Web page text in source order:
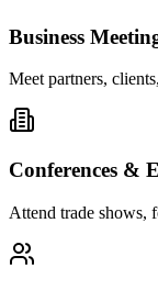
Business
Meet partners,
Conferences &
Attend trade shows,